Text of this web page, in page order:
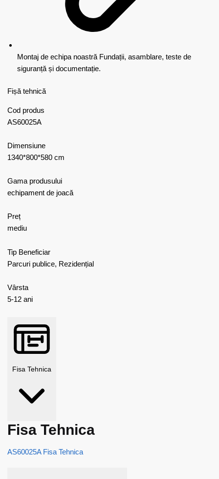
Montaj de echipa noastră Fundații, asamblare, teste de
siguranță și documentație.
Fișă tehnică
Cod produs
AS60025A
Dimensiune
1340*800*580 cm
Gama produsului
echipament de joacă
Preț
mediu
Tip Beneficiar
Parcuri publice, Rezidențial
Vârsta
5-12 ani
Fisa Tehnica
Fisa Tehnica
AS60025A Fisa Tehnica